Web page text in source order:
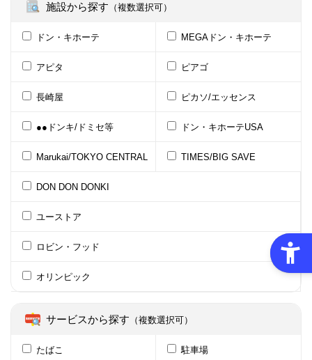
施設から探す （複数選択可）
ドン・キホーテ MEGAドン・キホーテ
アピタ ピアゴ
長崎屋 ピカソ/エッセンス
●●ドンキ/ドミセ等 ドン・キホーテUSA
Marukai/TOKYO CENTRAL TIMES/BIG SAVE
DON DON DONKI
ユーストア
ロビン・フッド
オリンピック
サービスから探す （複数選択可）
たばこ 駐車場